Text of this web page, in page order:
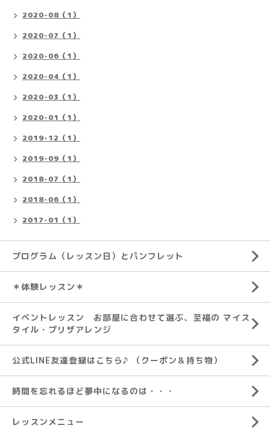
2020-08（1）
2020-07（1）
2020-06（1）
2020-04（1）
2020-03（1）
2020-01（1）
2019-12（1）
2019-09（1）
2018-07（1）
2018-06（1）
2017-01（1）
プログラム（レッスン日）とパンフレット
＊体験レッスン＊
イベントレッスン お部屋に合わせて選ぶ、至福の マイス
タイル・プリザアレンジ
公式LINE友達登録はこちら♪ （クーポン＆持ち物）
時間を忘れるほど夢中になるのは・・・
レッスンメニュー